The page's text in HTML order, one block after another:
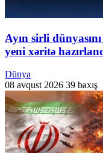
Ayın sirli
yeni xəritə
Dünya
08 avqust 2026 39 baxış